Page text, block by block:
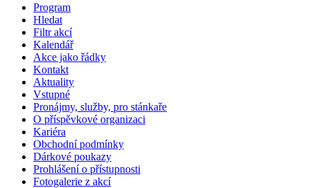
Program
Hledat
Filtr akcí
Kalendář
Akce jako řádky
Kontakt
Aktuality
Vstupné
Pronájmy, služby, pro stánkaře
O příspěvkové organizaci
Kariéra
Obchodní podmínky
Dárkové poukazy
Prohlášení o přístupnosti
Fotogalerie z akcí